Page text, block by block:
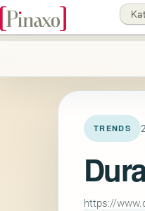
TRENDS
https://